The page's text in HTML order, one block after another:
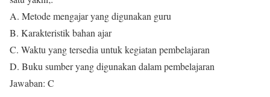
A. Metode mengajar yang digunakan guru
B. Karakteristik bahan ajar
C. Waktu yang tersedia untuk kegiatan pembelajaran
D. Buku sumber yang digunakan dalam pembelajaran
Jawaban: C